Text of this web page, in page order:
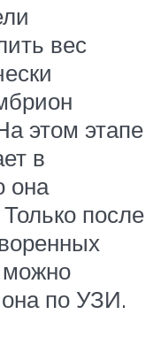
вес
этом этапе
в
она
после
можно
по УЗИ.